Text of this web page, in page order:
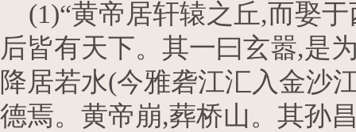
(1)“黄帝居轩辕之丘,而娶
后皆有天下。其一曰玄嚣,是
降居若水(今雅砻江汇入金沙
德焉。黄帝崩,葬桥山。其孙